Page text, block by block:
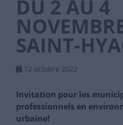
DU 2 AU 4
SAINT-
12 octobre 2022
Invitation pour les
professionnels en
urbaine!